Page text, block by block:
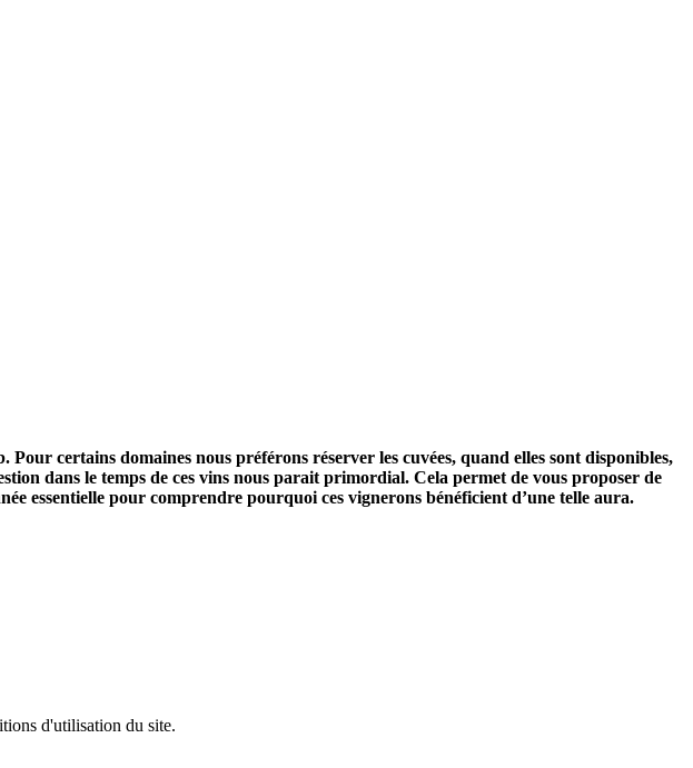
certains domaines nous préférons réserver les cuvées, quand elles sont disponibles,
dans le temps de ces vins nous parait primordial. Cela permet de vous proposer de
essentielle pour comprendre pourquoi ces vignerons bénéficient d’une telle aura.
d'utilisation du site.